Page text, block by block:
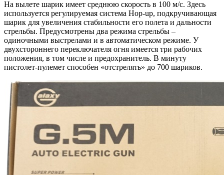
На вылете шарик имеет среднюю скорость в 100 м/с. Здесь
используется регулируемая система Hop-up, подкручивающая
шарик для увеличения стабильности его полета и дальности
стрельбы. Предусмотрены два режима стрельбы –
одиночными выстрелами и в автоматическом режиме. У
двухстороннего переключателя огня имеется три рабочих
положения, в том числе и предохранитель. В минуту
пистолет-пулемет способен «отстрелять» до 700 шариков.